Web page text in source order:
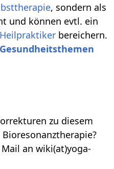
, sondern als
und können evtl. ein
Heilpraktiker bereichern.
Gesundheitsthemen
zu diesem
an wiki(at)yoga-